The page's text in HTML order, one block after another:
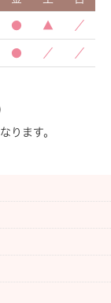
ります）
ておりま
診
診療（午
療
● ▲ ／
● ／ ／
ります。